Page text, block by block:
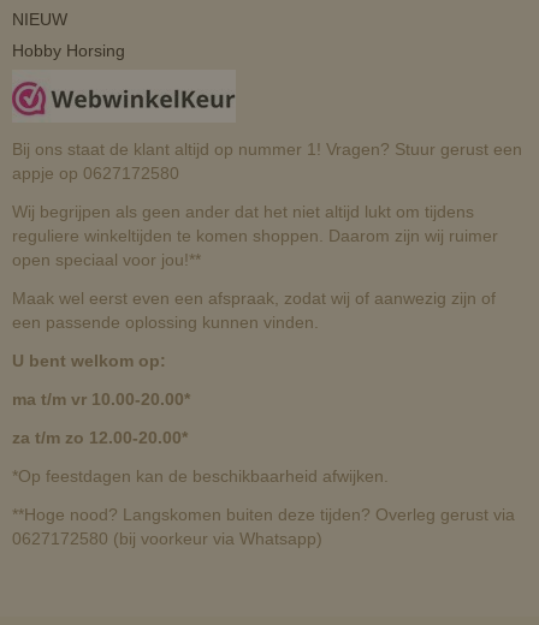
NIEUW
Hobby Horsing
Bij ons staat de klant altijd op nummer 1! Vragen? Stuur gerust een
appje op 0627172580
Wij begrijpen als geen ander dat het niet altijd lukt om tijdens
reguliere winkeltijden te komen shoppen. Daarom zijn wij ruimer
open speciaal voor jou!**
Maak wel eerst even een afspraak, zodat wij of aanwezig zijn of
een passende oplossing kunnen vinden.
U bent welkom op:
ma t/m vr 10.00-20.00*
za t/m zo 12.00-20.00*
*Op feestdagen kan de beschikbaarheid afwijken.
**Hoge nood? Langskomen buiten deze tijden? Overleg gerust via
0627172580 (bij voorkeur via Whatsapp)